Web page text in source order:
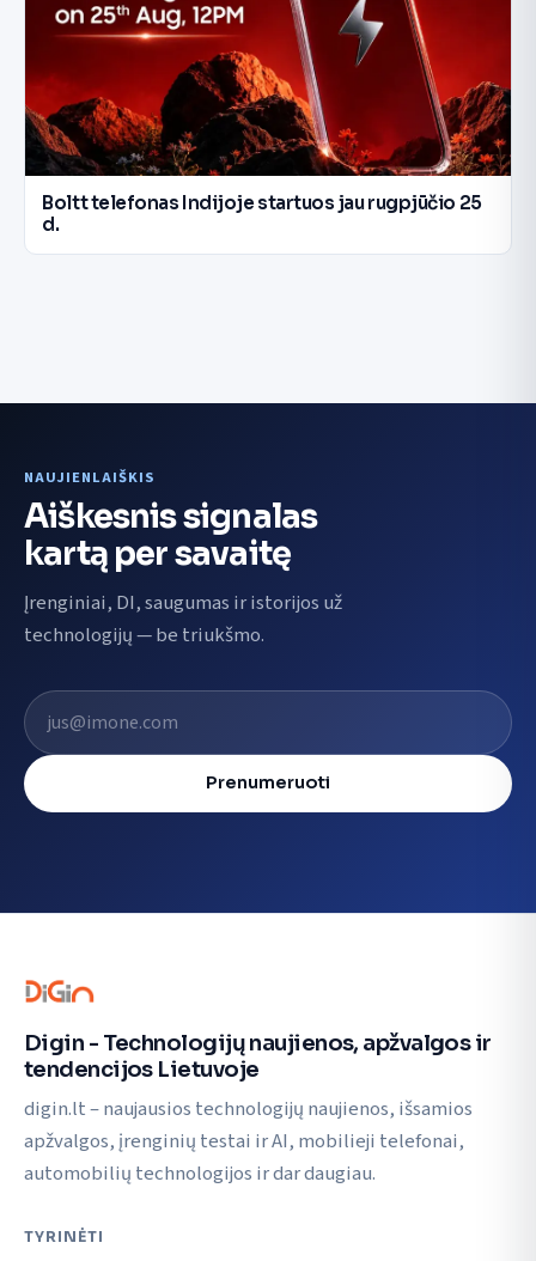
Boltt telefonas Indijoje startuos jau rugpjūčio 25
d.
NAUJIENLAIŠKIS
Aiškesnis signalas
kartą per savaitę
Įrenginiai, DI, saugumas ir istorijos už
technologijų — be triukšmo.
El. pašto adresas
Prenumeruoti
Digin - Technologijų naujienos, apžvalgos ir
tendencijos Lietuvoje
digin.lt – naujausios technologijų naujienos, išsamios
apžvalgos, įrenginių testai ir AI, mobilieji telefonai,
automobilių technologijos ir dar daugiau.
TYRINĖTI